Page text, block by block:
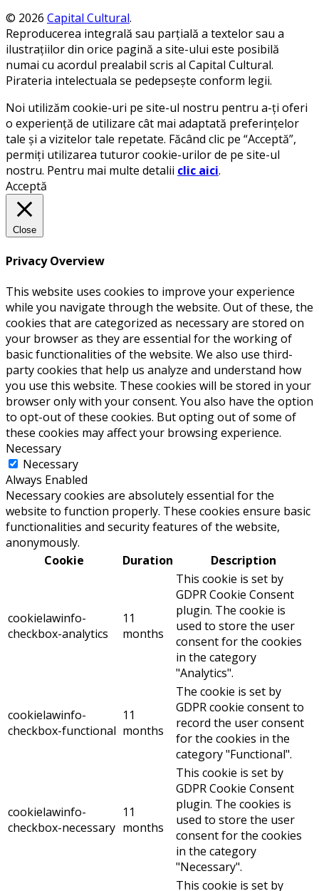
© 2026 Capital Cultural.
Reproducerea integrală sau parțială a textelor sau a
ilustrațiilor din orice pagină a site-ului este posibilă
numai cu acordul prealabil scris al Capital Cultural.
Pirateria intelectuala se pedepsește conform legii.
Noi utilizăm cookie-uri pe site-ul nostru pentru a-ți oferi
o experiență de utilizare cât mai adaptată preferințelor
tale și a vizitelor tale repetate. Făcând clic pe “Acceptă”,
permiți utilizarea tuturor cookie-urilor de pe site-ul
nostru. Pentru mai multe detalii clic aici.
Acceptă
Close
Privacy Overview
This website uses cookies to improve your experience
while you navigate through the website. Out of these, the
cookies that are categorized as necessary are stored on
your browser as they are essential for the working of
basic functionalities of the website. We also use third-
party cookies that help us analyze and understand how
you use this website. These cookies will be stored in your
browser only with your consent. You also have the option
to opt-out of these cookies. But opting out of some of
these cookies may affect your browsing experience.
Necessary
Necessary
Always Enabled
Necessary cookies are absolutely essential for the
website to function properly. These cookies ensure basic
functionalities and security features of the website,
anonymously.
Cookie
Duration Description
cookielawinfo-
checkbox-analytics
11
months
This cookie is set by
GDPR Cookie Consent
plugin. The cookie is
used to store the user
consent for the cookies
in the category
"Analytics".
cookielawinfo-
checkbox-functional
11
months
The cookie is set by
GDPR cookie consent to
record the user consent
for the cookies in the
category "Functional".
cookielawinfo-
checkbox-necessary
11
months
This cookie is set by
GDPR Cookie Consent
plugin. The cookies is
used to store the user
consent for the cookies
in the category
"Necessary".
This cookie is set by